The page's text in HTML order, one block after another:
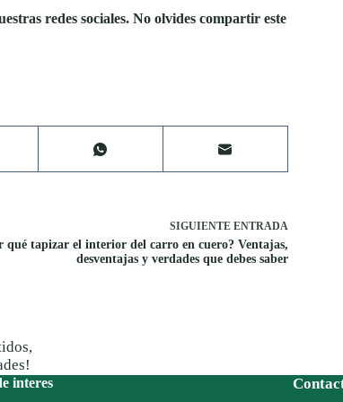
redes sociales. No olvides compartir este
SIGUIENTE ENTRADA
qué tapizar el interior del carro en cuero? Ventajas,
desventajas y verdades que debes saber
interes